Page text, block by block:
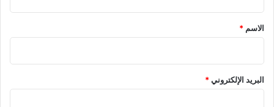
*
الاسم *
البريد الإلكتروني*